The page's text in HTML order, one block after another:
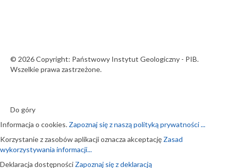
© 2026 Copyright: Państwowy Instytut Geologiczny - PIB.
Wszelkie prawa zastrzeżone.
Do góry
Informacja o cookies. Zapoznaj się z naszą polityką prywatności ...
Korzystanie z zasobów aplikacji oznacza akceptację Zasad
wykorzystywania informacji...
Deklaracja dostępności Zapoznaj się z deklaracją